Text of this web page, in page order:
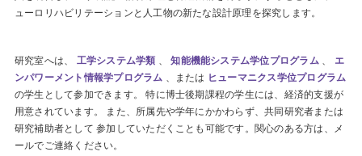
ューロリハビリテーションと人工物の新たな設計原理を探究します。
研究室へは、 工学システム学類 、知能機能システム学位プログラム
エ
ンパワーメント情報学プログラム
、または ヒューマニクス学位プログラム
の学生として参加できます。 特に博士後期課程の学生には、経済的支援が
用意されています。 また、所属先や学年にかかわらず、共同研究者または
研究補助者として 参加していただくことも可能です。関心のある方は、メ
ールでご連絡ください。